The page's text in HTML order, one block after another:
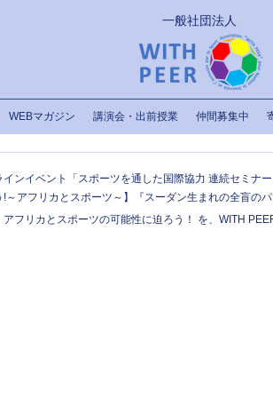
一般社団法人
WEBマガジン 講演会・出前授業 仲間募集中
ンイベント「スポーツを通した国際協力 連続セミナー
!～アフリカとスポーツ～】『スーダン生まれの全盲の
フリカとスポーツの可能性に迫ろう！ を、WITH